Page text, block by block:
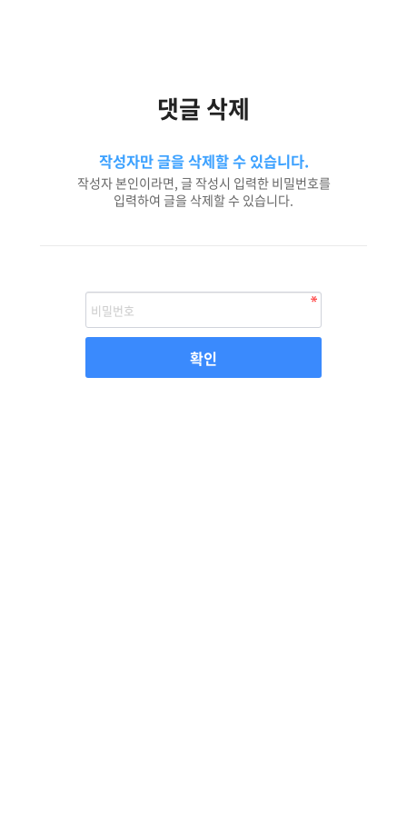
댓글 삭제
작성자만 글을 삭제할 수 있습니다.
작성자 본인이라면, 글 작성시 입력한 비밀번호를
입력하여 글을 삭제할 수 있습니다.